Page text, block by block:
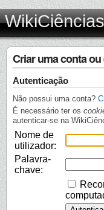
WikiCiências
Criar uma conta ou
Autenticação
Não possui uma conta?
É necessário ter os
autenticar-se na
Nome de
utilizador:
Palavra-
chave: